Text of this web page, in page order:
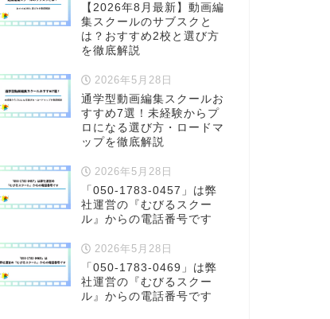
【2026年8月最新】動画編
集スクールのサブスクと
は？おすすめ2校と選び方
を徹底解説
2026年5月28日
通学型動画編集スクールお
すすめ7選！未経験からプ
ロになる選び方・ロードマ
ップを徹底解説
2026年5月28日
「050-1783-0457」は弊
社運営の『むびるスクー
ル』からの電話番号です
2026年5月28日
「050-1783-0469」は弊
社運営の『むびるスクー
ル』からの電話番号です